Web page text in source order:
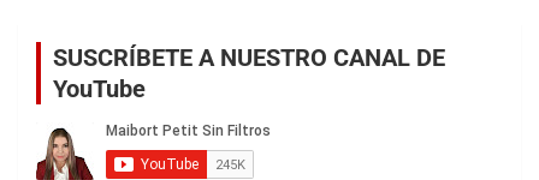
SUSCRÍBETE A NUESTRO CANAL DE
YouTube